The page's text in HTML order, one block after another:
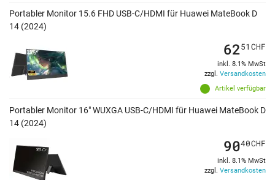
Portabler Monitor 15.6 FHD USB-C/HDMI für Huawei MateBook D
14 (2024)
Artikel verfügbar
6251 CHF
inkl. 8.1% MwSt
zzgl. Versandkosten
Portabler Monitor 16" WUXGA USB-C/HDMI für Huawei MateBook D
14 (2024)
9040CHF
inkl. 8.1% MwSt
zzgl. Versandkosten